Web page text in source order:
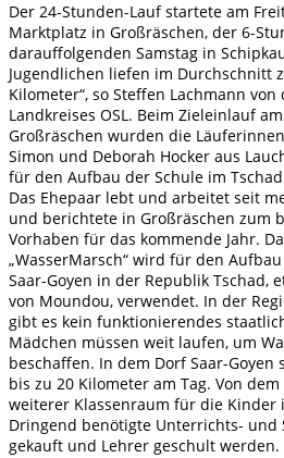
Der 24-Stunden-Lauf startete am
Marktplatz in Großräschen, der 6-
darauffolgenden Samstag in
Jugendlichen liefen im Durchschnitt
Kilometer“, so Steffen Lachmann
Landkreises OSL. Beim Zieleinlauf
Großräschen wurden die
Simon und Deborah Hocker aus
für den Aufbau der Schule im
Das Ehepaar lebt und arbeitet seit
und berichtete in Großräschen zum
Vorhaben für das kommende Jahr.
„WasserMarsch“ wird für den
Saar-Goyen in der Republik Tschad,
von Moundou, verwendet. In der
gibt es kein funktionierendes
Mädchen müssen weit laufen, um
beschaffen. In dem Dorf Saar-
bis zu 20 Kilometer am Tag. Von
weiterer Klassenraum für die Kinder
Dringend benötigte Unterrichts- und
gekauft und Lehrer geschult werden.